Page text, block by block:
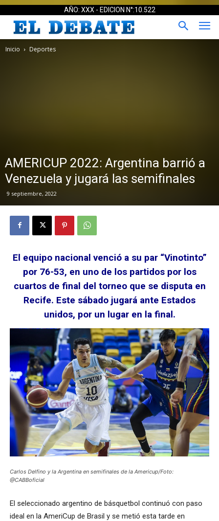
AÑO: XXX - EDICION N°:10.522
Inicio Deportes
AMERICUP 2022: Argentina barrió a
Venezuela y jugará las semifinales
9 septiembre, 2022
El equipo nacional venció a su par “Vinotinto”
por 76-53, en uno de los partidos por los
cuartos de final del torneo que se disputa en
Recife. Este sábado jugará ante Estados
unidos, por un lugar en la final.
Carlos Delfino y la Argentina en semifinales de la Americup/Foto:
@CABBoficial
El seleccionado argentino de básquetbol continuó con paso
ideal en la AmeriCup de Brasil y se metió esta tarde en